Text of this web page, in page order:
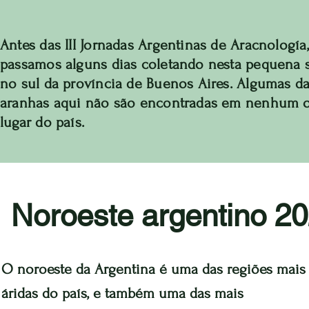
Antes das III Jornadas Argentinas de Aracnología,
passamos alguns dias coletando nesta pequena
no sul da província de Buenos Aires. Algumas
aranhas aqui não são encontradas em nenhum
lugar do país.
Noroeste argentino
O noroeste da Argentina é uma das regiões mais
áridas do país, e também uma das mais